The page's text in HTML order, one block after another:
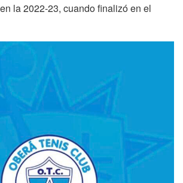
la 2022-23, cuando finalizó en el